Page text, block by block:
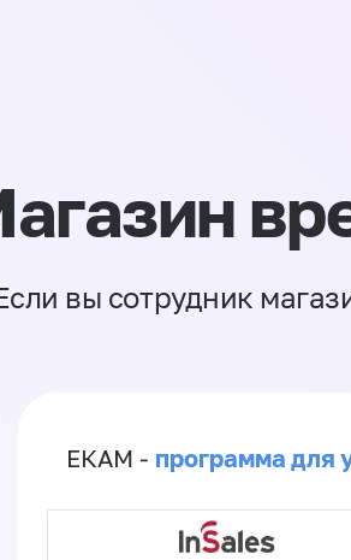
вы сотрудник
ЕКАМ - программа для